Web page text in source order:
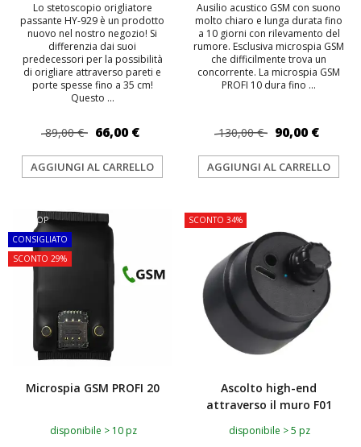
Lo stetoscopio origliatore
passante HY-929 è un prodotto
nuovo nel nostro negozio! Si
differenzia dai suoi
predecessori per la possibilità
di origliare attraverso pareti e
porte spesse fino a 35 cm!
Questo ...
89,00 € 66,00 €
AGGIUNGI AL CARRELLO
Ausilio acustico GSM con suono
molto chiaro e lunga durata fino
a 10 giorni con rilevamento del
rumore. Esclusiva microspia GSM
che difficilmente trova un
concorrente. La microspia GSM
PROFI 10 dura fino ...
130,00 € 90,00 €
AGGIUNGI AL CARRELLO
TOP
CONSIGLIATO
SCONTO 29%
Microspia GSM PROFI 20
disponibile > 10 pz
SCONTO 34%
Ascolto high-end
attraverso il muro F01
disponibile > 5 pz